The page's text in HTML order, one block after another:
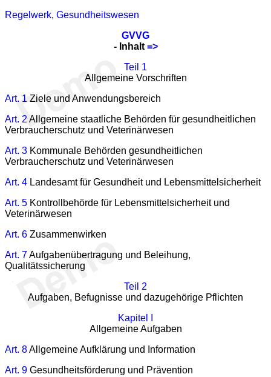
Regelwerk, Gesundheitswesen
GVVG
- Inhalt =>
Teil 1
Allgemeine Vorschriften
Art. 1 Ziele und Anwendungsbereich
Art. 2 Allgemeine staatliche Behörden für gesundheitlichen
Verbraucherschutz und Veterinärwesen
Art. 3 Kommunale Behörden gesundheitlichen
Verbraucherschutz und Veterinärwesen
Art. 4 Landesamt für Gesundheit und Lebensmittelsicherheit
Art. 5 Kontrollbehörde für Lebensmittelsicherheit und
Veterinärwesen
Art. 6 Zusammenwirken
Art. 7Aufgabenübertragung und Beleihung,
Qualitätssicherung
Teil 2
Aufgaben, Befugnisse und dazugehörige Pflichten
Kapitel I
Allgemeine Aufgaben
Art. 8Allgemeine Aufklärung und Information
Art. 9 Gesundheitsförderung und Prävention